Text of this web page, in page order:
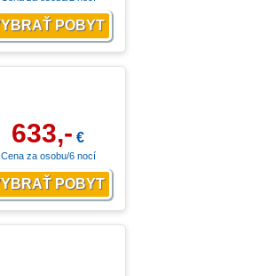
633,- €
Cena za osobu/6 nocí